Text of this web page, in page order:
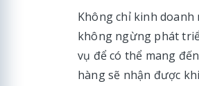
Không chỉ kinh
không ngừng phát
vụ để có thể mang
hàng sẽ nhận được